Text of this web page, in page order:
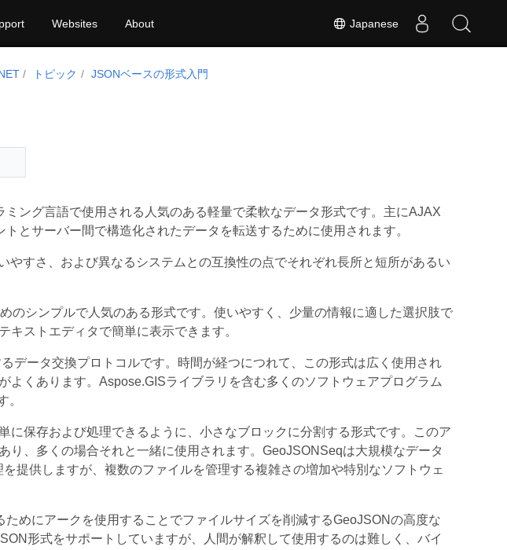
Japanese
Websites About
トピック JSONベースの形式入門
ング言語で使用される人気のある軽量で柔軟なデータ形式です。主にAJAX
とサーバー間で構造化されたデータを転送するために使用されます。
やすさ、および異なるシステムとの互換性の点でそれぞれ長所と短所があるい
のシンプルで人気のある形式です。使いやすく、少量の情報に適した選択肢で
ストエディタで簡単に表示できます。
データ交換プロトコルです。時間が経つにつれて、この形式は広く使用され
よくあります。Aspose.GISライブラリを含む多くのソフトウェアプログラム
。
に保存および処理できるように、小さなブロックに分割する形式です。このア
り、多くの場合それと一緒に使用されます。GeoJSONSeqは大規模なデータ
提供しますが、複数のファイルを管理する複雑さの増加や特別なソフトウェ
ためにアークを使用することでファイルサイズを削減するGeoJSONの高度な
形式をサポートしていますが、人間が解釈して使用するのは難しく、バイ